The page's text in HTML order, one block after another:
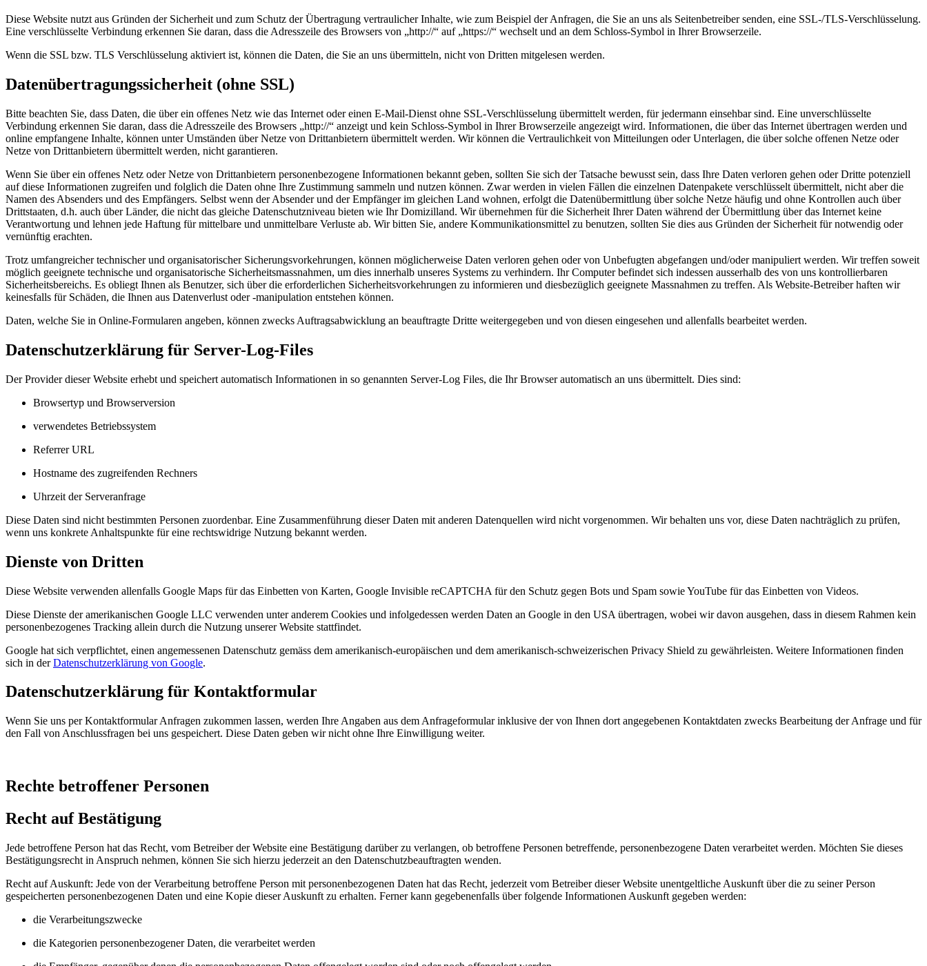
Diese Website nutzt aus Gründen der Sicherheit und zum Schutz der Übertragung vertraulicher Inhalte, wie zum Beispiel der Anfragen, die Sie an uns als Seitenbetreiber senden, eine SSL-/TLS-Verschlüsselung.
Eine verschlüsselte Verbindung erkennen Sie daran, dass die Adresszeile des Browsers von „http://“ auf „https://“ wechselt und an dem Schloss-Symbol in Ihrer Browserzeile.
Wenn die SSL bzw. TLS Verschlüsselung aktiviert ist, können die Daten, die Sie an uns übermitteln, nicht von Dritten mitgelesen werden.
Datenübertragungssicherheit (ohne SSL)
Bitte beachten Sie, dass Daten, die über ein offenes Netz wie das Internet oder einen E-Mail-Dienst ohne SSL-Verschlüsselung übermittelt werden, für jedermann einsehbar sind. Eine unverschlüsselte
Verbindung erkennen Sie daran, dass die Adresszeile des Browsers „http://“ anzeigt und kein Schloss-Symbol in Ihrer Browserzeile angezeigt wird. Informationen, die über das Internet übertragen werden und
online empfangene Inhalte, können unter Umständen über Netze von Drittanbietern übermittelt werden. Wir können die Vertraulichkeit von Mitteilungen oder Unterlagen, die über solche offenen Netze oder
Netze von Drittanbietern übermittelt werden, nicht garantieren.
Wenn Sie über ein offenes Netz oder Netze von Drittanbietern personenbezogene Informationen bekannt geben, sollten Sie sich der Tatsache bewusst sein, dass Ihre Daten verloren gehen oder Dritte potenziell
auf diese Informationen zugreifen und folglich die Daten ohne Ihre Zustimmung sammeln und nutzen können. Zwar werden in vielen Fällen die einzelnen Datenpakete verschlüsselt übermittelt, nicht aber die
Namen des Absenders und des Empfängers. Selbst wenn der Absender und der Empfänger im gleichen Land wohnen, erfolgt die Datenübermittlung über solche Netze häufig und ohne Kontrollen auch über
Drittstaaten, d.h. auch über Länder, die nicht das gleiche Datenschutzniveau bieten wie Ihr Domizilland. Wir übernehmen für die Sicherheit Ihrer Daten während der Übermittlung über das Internet keine
Verantwortung und lehnen jede Haftung für mittelbare und unmittelbare Verluste ab. Wir bitten Sie, andere Kommunikationsmittel zu benutzen, sollten Sie dies aus Gründen der Sicherheit für notwendig oder
vernünftig erachten.
Trotz umfangreicher technischer und organisatorischer Sicherungsvorkehrungen, können möglicherweise Daten verloren gehen oder von Unbefugten abgefangen und/oder manipuliert werden. Wir treffen soweit
möglich geeignete technische und organisatorische Sicherheitsmassnahmen, um dies innerhalb unseres Systems zu verhindern. Ihr Computer befindet sich indessen ausserhalb des von uns kontrollierbaren
Sicherheitsbereichs. Es obliegt Ihnen als Benutzer, sich über die erforderlichen Sicherheitsvorkehrungen zu informieren und diesbezüglich geeignete Massnahmen zu treffen. Als Website-Betreiber haften wir
keinesfalls für Schäden, die Ihnen aus Datenverlust oder -manipulation entstehen können.
Daten, welche Sie in Online-Formularen angeben, können zwecks Auftragsabwicklung an beauftragte Dritte weitergegeben und von diesen eingesehen und allenfalls bearbeitet werden.
Datenschutzerklärung für Server-Log-Files
Der Provider dieser Website erhebt und speichert automatisch Informationen in so genannten Server-Log Files, die Ihr Browser automatisch an uns übermittelt. Dies sind:
Browsertyp und Browserversion
verwendetes Betriebssystem
Referrer URL
Hostname des zugreifenden Rechners
Uhrzeit der Serveranfrage
Diese Daten sind nicht bestimmten Personen zuordenbar. Eine Zusammenführung dieser Daten mit anderen Datenquellen wird nicht vorgenommen. Wir behalten uns vor, diese Daten nachträglich zu prüfen,
wenn uns konkrete Anhaltspunkte für eine rechtswidrige Nutzung bekannt werden.
Dienste von Dritten
Diese Website verwenden allenfalls Google Maps für das Einbetten von Karten, Google Invisible reCAPTCHA für den Schutz gegen Bots und Spam sowie YouTube für das Einbetten von Videos.
Diese Dienste der amerikanischen Google LLC verwenden unter anderem Cookies und infolgedessen werden Daten an Google in den USA übertragen, wobei wir davon ausgehen, dass in diesem Rahmen kein
personenbezogenes Tracking allein durch die Nutzung unserer Website stattfindet.
Google hat sich verpflichtet, einen angemessenen Datenschutz gemäss dem amerikanisch-europäischen und dem amerikanisch-schweizerischen Privacy Shield zu gewährleisten. Weitere Informationen finden
sich in derDatenschutzerklärung von Google.
Datenschutzerklärung für Kontaktformular
Wenn Sie uns per Kontaktformular Anfragen zukommen lassen, werden Ihre Angaben aus dem Anfrageformular inklusive der von Ihnen dort angegebenen Kontaktdaten zwecks Bearbeitung der Anfrage und für
den Fall von Anschlussfragen bei uns gespeichert. Diese Daten geben wir nicht ohne Ihre Einwilligung weiter.
Rechte betroffener Personen
Recht auf Bestätigung
Jede betroffene Person hat das Recht, vom Betreiber der Website eine Bestätigung darüber zu verlangen, ob betroffene Personen betreffende, personenbezogene Daten verarbeitet werden. Möchten Sie dieses
Bestätigungsrecht in Anspruch nehmen, können Sie sich hierzu jederzeit an den Datenschutzbeauftragten wenden.
Recht auf Auskunft: Jede von der Verarbeitung betroffene Person mit personenbezogenen Daten hat das Recht, jederzeit vom Betreiber dieser Website unentgeltliche Auskunft über die zu seiner Person
gespeicherten personenbezogenen Daten und eine Kopie dieser Auskunft zu erhalten. Ferner kann gegebenenfalls über folgende Informationen Auskunft gegeben werden:
die Verarbeitungszwecke
die Kategorien personenbezogener Daten, die verarbeitet werden